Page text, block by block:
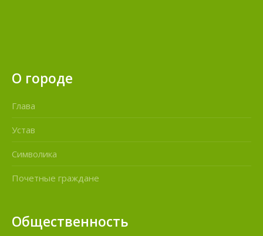
О городе
Глава
Устав
Символика
Почетные граждане
Общественность